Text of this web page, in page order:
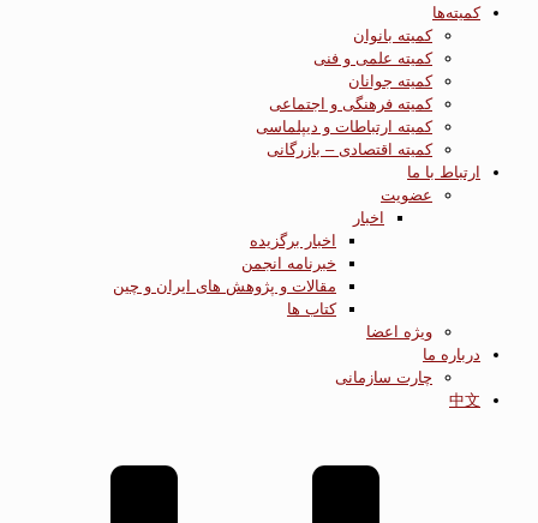
کمیته‌ها
کمیته بانوان
کمیته علمی و فنی
کمیته جوانان
کمیته فرهنگی و اجتماعی
کمیته ارتباطات و دیپلماسی
کمیته اقتصادی – بازرگانی
ارتباط با ما
عضویت
اخبار
اخبار برگزیده
خبرنامه انجمن
مقالات و پژوهش های ایران و چین
کتاب ها
ویژه اعضا
درباره ما
چارت سازمانی
中文